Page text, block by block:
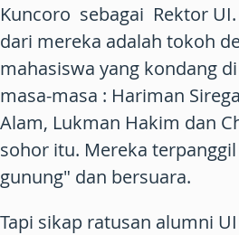
Kuncoro sebagai Rektor
dari mereka adalah tokoh
mahasiswa yang kondang
masa-masa : Hariman
Alam, Lukman Hakim dan
sohor itu. Mereka
gunung" dan bersuara.
Tapi sikap ratusan alumni